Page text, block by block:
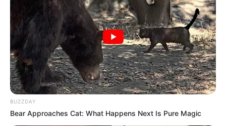
BUZZDAY
Bear Approaches Cat: What Happens Next Is Pure Magic